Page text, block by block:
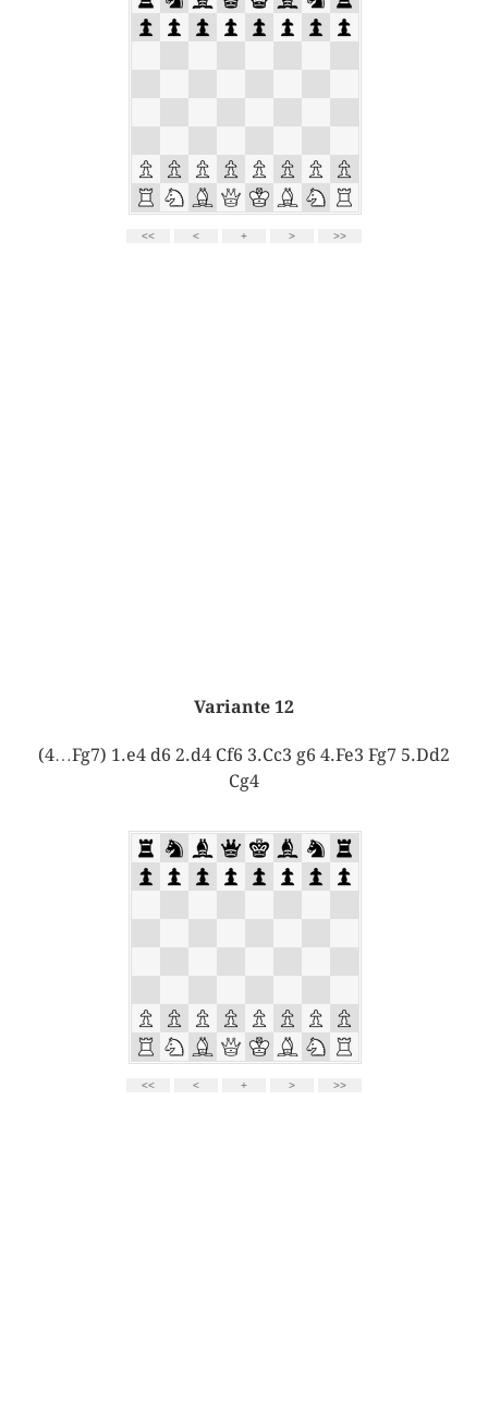
Variante 12
(4…Fg7) 1.e4 d6 2.d4 Cf6 3.Cc3 g6 4.Fe3 Fg7 5.Dd2
Cg4